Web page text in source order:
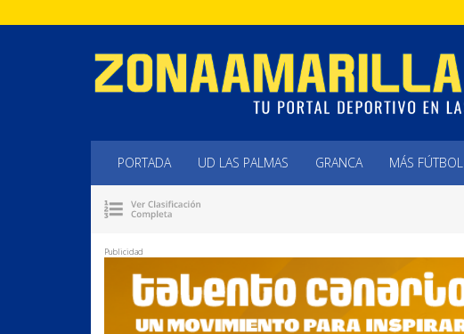
PORTADA UD LAS PALMAS GRANCA MÁS FÚTBOL
Publicidad